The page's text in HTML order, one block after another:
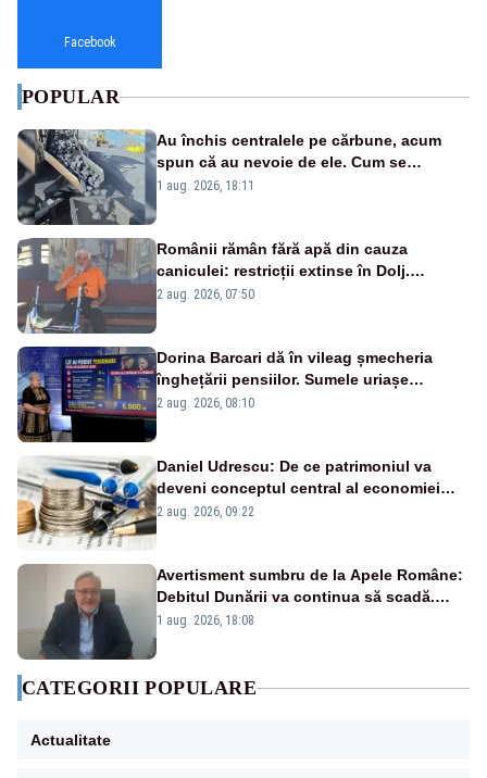
Facebook
POPULAR
Au închis centralele pe cărbune, acum
spun că au nevoie de ele. Cum se
pasează vina în plină criză energetică
1 aug. 2026, 18:11
Românii rămân fără apă din cauza
caniculei: restricții extinse în Dolj.
Oamenii au „cu program la robinet”
2 aug. 2026, 07:50
Dorina Barcari dă în vileag șmecheria
înghețării pensiilor. Sumele uriașe
pierdute de fiecare român
2 aug. 2026, 08:10
Daniel Udrescu: De ce patrimoniul va
deveni conceptul central al economiei
viitoare?
2 aug. 2026, 09:22
Avertisment sumbru de la Apele Române:
Debitul Dunării va continua să scadă.
Cernavodă s-ar putea închide în 4 zile
1 aug. 2026, 18:08
CATEGORII POPULARE
Actualitate